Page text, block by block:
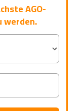
AGO-
werden.